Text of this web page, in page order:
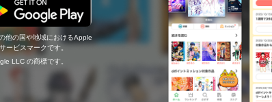
他の国や地域におけるApple
ービスマークです。
LLC の商標です。